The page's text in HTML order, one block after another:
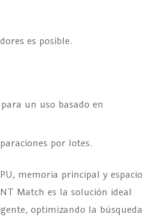
es posible.
un uso basado en
por lotes.
memoria principal y espacio
Match es la solución ideal
optimizando la búsqueda